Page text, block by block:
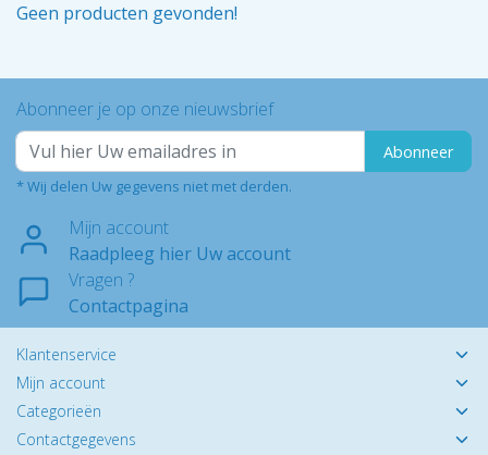
Geen producten gevonden!
Abonneer je op onze nieuwsbrief
Abonneer
* Wij delen Uw gegevens niet met derden.
Mijn account
Raadpleeg hier Uw account
Vragen ?
Contactpagina
Klantenservice
Mijn account
Categorieën
Contactgegevens